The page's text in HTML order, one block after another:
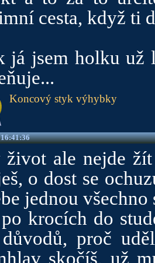
cesta, když ti
já jsem holku už
Koncový styk výhybky
život ale nejde žít
o dost se
jednou
krocích do
proč
skočíš, už